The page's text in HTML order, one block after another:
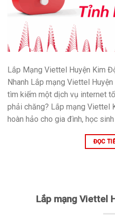
Lắp Mạng Viettel Huyện Kim
Nhanh Lắp mạng Viettel
tìm kiếm một dịch vụ internet
phải chăng? Lắp mạng Viettel
hoàn hảo cho gia đình, học sinh
ĐỌC
Lắp mạng Viettel